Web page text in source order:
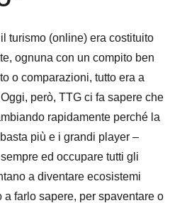
turismo (online) era costituito
ognuna con un compito ben
o comparazioni, tutto era a
però, TTG ci fa sapere che
rapidamente perché la
più e i grandi player –
ed occupare tutti gli
a diventare ecosistemi
a farlo sapere, per spaventare o